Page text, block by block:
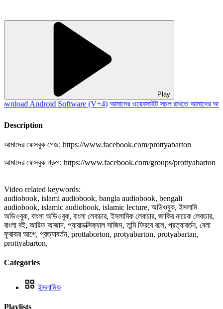
Play
Android Software (V+4) আমাদের ওয়েবসাইট সচল রাখতে আমাদের অর্থ
Description
আমাদের ফেসবুক পেজ: https://www.facebook.com/prottyabarton
আমাদের ফেসবুক গ্রুপ: https://www.facebook.com/groups/prottyabarton
Video related keywords:
audiobook, islami audiobook, bangla audiobook, bengali
audiobook, islamic audiobook, islamic lecture, অডিওবুক, ইসলামি
অডিওবুক, বাংলা অডিওবুক, বাংলা লেকচার, ইসলামিক লেকচার, জাকির নায়েক লেকচার,
বাংলা বই, আরিফ আজাদ, প্যারাডক্সিক্যাল সাজিদ, তুমি ফিরবে বলে, প্রত্যাবর্তন, বেলা
ফুরাবার আগে, প্রত্যাবর্তন, prottaborton, protyabarton, protyabartan,
prottyabarton,
Categories
ইসলামিক
Playlists